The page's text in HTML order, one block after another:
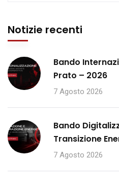
Notizie recenti
Bando
Prato – 2026
7 Agosto 2026
Bando
Transizione
7 Agosto 2026